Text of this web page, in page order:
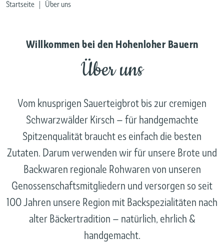
Startseite Über uns
Willkommen bei den Hohenloher Bauern
Über uns
Vom knusprigen Sauerteigbrot bis zur cremigen
Schwarzwälder Kirsch – für handgemachte
Spitzenqualität braucht es einfach die besten
Zutaten. Darum verwenden wir für unsere Brote und
Backwaren regionale Rohwaren von unseren
Genossenschaftsmitgliedern und versorgen so seit
100 Jahren unsere Region mit Backspezialitäten nach
alter Bäckertradition – natürlich, ehrlich &
handgemacht.